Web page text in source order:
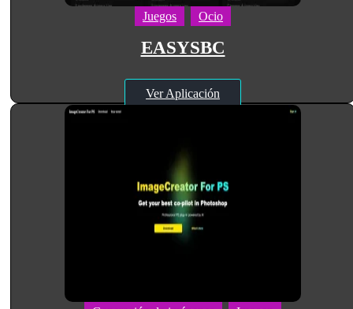
Juegos Ocio
EASYSBC
Ver Aplicación